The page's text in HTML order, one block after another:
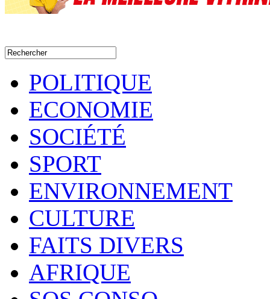
POLITIQUE
ECONOMIE
SOCIÉTÉ
SPORT
ENVIRONNEMENT
CULTURE
FAITS DIVERS
AFRIQUE